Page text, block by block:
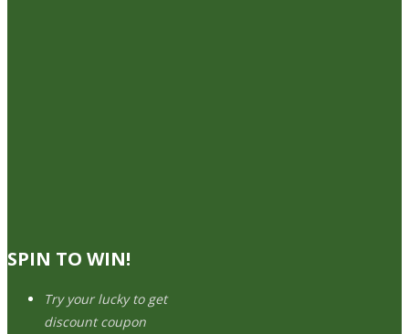
SPIN TO WIN!
Try your lucky to get
discount coupon